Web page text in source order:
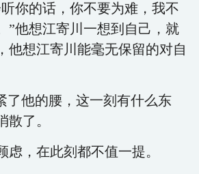
你的话，你不要为难，我不
”他想江寄川一想到自己，就
他想江寄川能毫无保留的对自
了他的腰，这一刻有什么东
散了。
虑，在此刻都不值一提。